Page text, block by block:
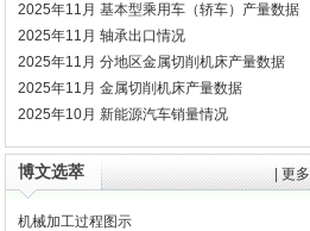
2025年11月 基本型乘用车（轿车）产量数据
2025年11月 轴承出口情况
2025年11月 分地区金属切削机床产量数据
2025年11月 金属切削机床产量数据
2025年10月 新能源汽车销量情况
博文选萃 更多
机械加工过程图示